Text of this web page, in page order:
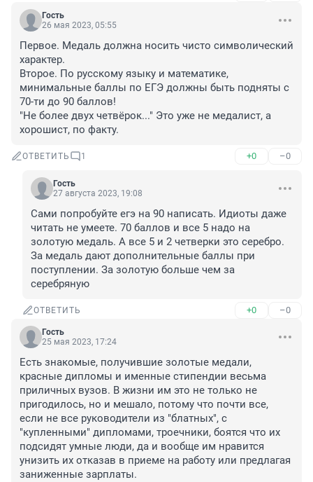
Гость
26 мая 2023, 05:55
Первое. Медаль должна носить чисто символический
характер.
Второе. По русскому языку и математике,
минимальные баллы по ЕГЭ должны быть подняты с
70-ти до 90 баллов!
"Не более двух четвёрок..." Это уже не медалист, а
хорошист, по факту.
ОТВЕТИТЬ 1 +0 –0
Гость
27 августа 2023, 19:08
Сами попробуйте егэ на 90 написать. Идиоты даже
читать не умеете. 70 баллов и все 5 надо на
золотую медаль. А все 5 и 2 четверки это серебро.
За медаль дают дополнительные баллы при
поступлении. За золотую больше чем за
серебряную
ОТВЕТИТЬ +0 –0
Гость
25 мая 2023, 17:24
Есть знакомые, получившие золотые медали,
красные дипломы и именные стипендии весьма
приличных вузов. В жизни им это не только не
пригодилось, но и мешало, потому что почти все,
если не все руководители из "блатных", с
"купленными" дипломами, троечники, боятся что их
подсидят умные люди, да и вообще им нравится
унизить их отказав в приеме на работу или предлагая
заниженные зарплаты.